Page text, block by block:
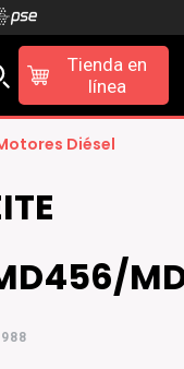
Tienda en
línea
Diésel